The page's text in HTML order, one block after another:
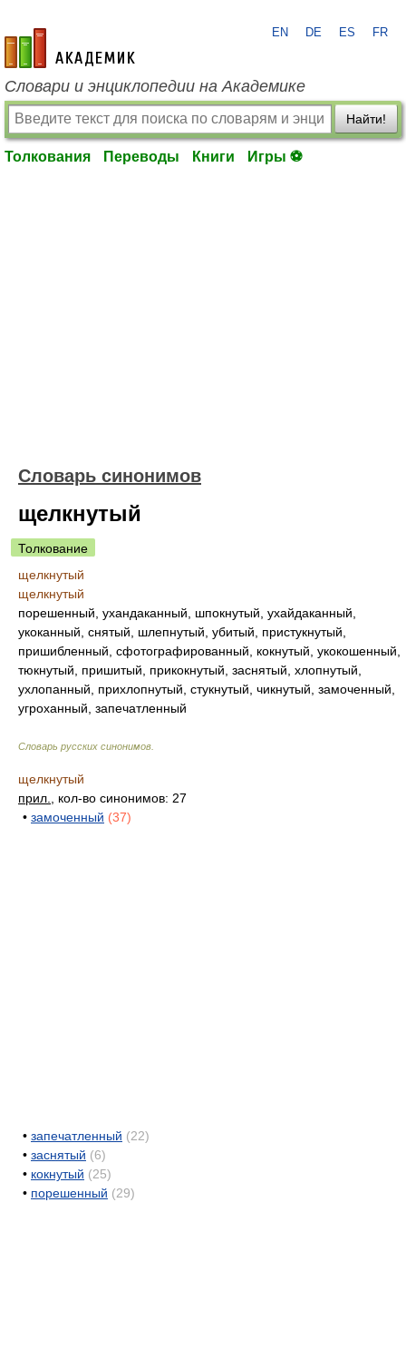
academic.ru
EN DE ES FR
Словари и энциклопедии на Академике
Найти!
Толкования Переводы Книги Игры ⚽
Словарь синонимов
щелкнутый
Толкование
щелкнутый
щелкнутый
порешенный, ухандаканный, шпокнутый, ухайдаканный,
укоканный, снятый, шлепнутый, убитый, пристукнутый,
пришибленный, сфотографированный, кокнутый, укокошенный,
тюкнутый, пришитый, прикокнутый, заснятый, хлопнутый,
ухлопанный, прихлопнутый, стукнутый, чикнутый, замоченный,
угроханный, запечатленный
Словарь русских синонимов
щелкнутый
прил.
, кол-во синонимов: 27
• замоченный (37)
• запечатленный (22)
• заснятый (6)
• кокнутый (25)
• порешенный (29)